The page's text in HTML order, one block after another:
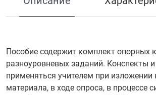
Пособие содержит комплект опорных
разноуровневых заданий. Конспекты
применяться учителем при изложении
материала, в ходе опроса, в процессе